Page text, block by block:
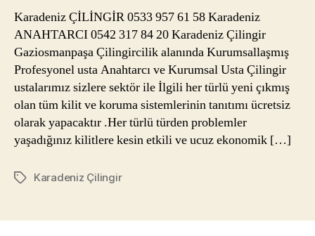
Karadeniz ÇİLİNGİR 0533 957 61 58 Karadeniz
ANAHTARCI 0542 317 84 20 Karadeniz Çilingir
Gaziosmanpaşa Çilingircilik alanında Kurumsallaşmış
Profesyonel usta Anahtarcı ve Kurumsal Usta Çilingir
ustalarımız sizlere sektör ile İlgili her türlü yeni çıkmış
olan tüm kilit ve koruma sistemlerinin tanıtımı ücretsiz
olarak yapacaktır .Her türlü türden problemler
yaşadığınız kilitlere kesin etkili ve ucuz ekonomik […]
EtiketlerKaradeniz Çilingir